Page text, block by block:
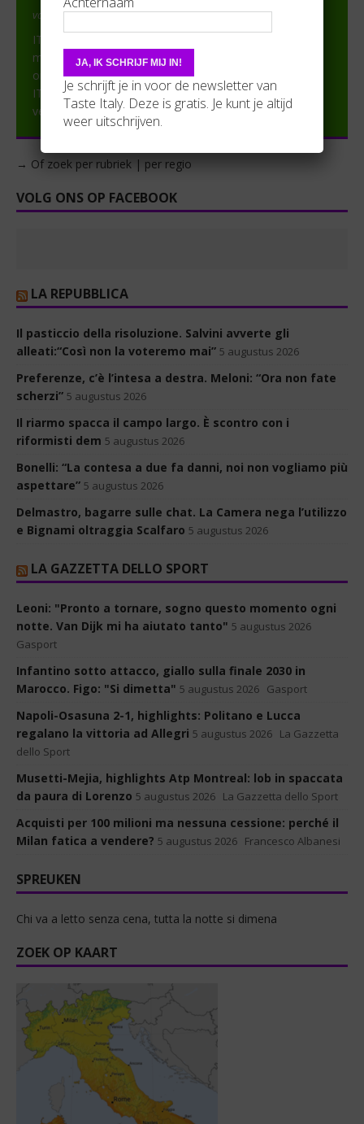
van Steven Van Raemdonck in In de spots
ITALIEwijnen.nl levert Italiaanse wijn van de beste
merken. Geniet je ook zo van goede Italiaanse wijn? Bij
ons vind je heerlijke wijnen uit het land van ‘dolce vita’.
ITALIEwijnen.nl importeert al 15 jaar direct vanuit
verder]
→ Of zoek per rubriek | per regio
VOLG ONS OP FACEBOOK
LA REPUBBLICA
Il pasticcio della risoluzione. Salvini avverte gli
alleati:“Così non la voteremo mai” 5 augustus 2026
Preferenze, c’è l’intesa a destra. Meloni: “Ora non fate
scherzi” 5 augustus 2026
Il riarmo spacca il campo largo. È scontro con i
riformisti dem 5 augustus 2026
Bonelli: “La contesa a due fa danni, noi non vogliamo più
aspettare” 5 augustus 2026
Delmastro, bagarre sulle chat. La Camera nega l’utilizzo
e Bignami oltraggia Scalfaro 5 augustus 2026
LA GAZZETTA DELLO SPORT
Leoni: "Pronto a tornare, sogno questo momento ogni
notte. Van Dijk mi ha aiutato tanto" 5 augustus 2026
Gasport
Infantino sotto attacco, giallo sulla finale 2030 in
Marocco. Figo: "Si dimetta" 5 augustus 2026 Gasport
Napoli-Osasuna 2-1, highlights: Politano e Lucca
regalano la vittoria ad Allegri 5 augustus 2026 La Gazzetta
dello Sport
Musetti-Mejia, highlights Atp Montreal: lob in spaccata
da paura di Lorenzo 5 augustus 2026 La Gazzetta dello Sport
Acquisti per 100 milioni ma nessuna cessione: perché il
Milan fatica a vendere? 5 augustus 2026 Francesco Albanesi
SPREUKEN
Chi va a letto senza cena, tutta la notte si dimena
ZOEK OP KAART
Je schrijft je in voor de newsletter van
Taste Italy. Deze is gratis. Je kunt je altijd
weer uitschrijven.